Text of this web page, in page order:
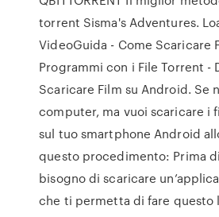
torrent Sisma's Adventures.
VideoGuida - Come Scaricare
Programmi con i File Torrent -
Scaricare Film su Android. Se
computer, ma vuoi scaricare i
sul tuo smartphone Android
questo procedimento: Prima
bisogno di scaricare
che ti permetta di fare questo